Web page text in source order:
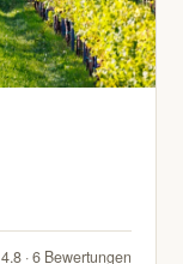
4.8 · 6 Bewertungen